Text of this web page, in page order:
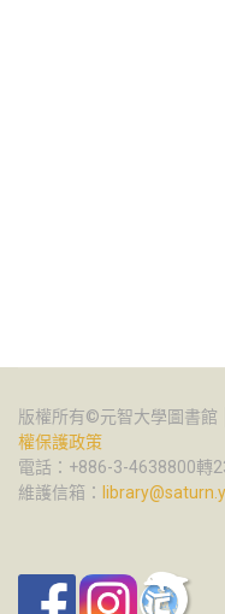
版權所有©元智大學圖書館
權保護政策
電話：+886-3-4638800轉
維護信箱：